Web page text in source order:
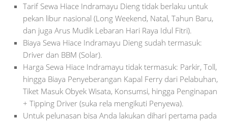
Tarif Sewa Hiace Indramayu Dieng tidak berlaku untuk
pekan libur nasional (Long Weekend, Natal, Tahun Baru,
dan juga Arus Mudik Lebaran Hari Raya Idul Fitri).
Biaya Sewa Hiace Indramayu Dieng sudah termasuk:
Driver dan BBM (Solar).
Harga Sewa Hiace Indramayu tidak termasuk: Parkir, Toll,
hingga Biaya Penyeberangan Kapal Ferry dari Pelabuhan,
Tiket Masuk Obyek Wisata, Konsumsi, hingga Penginapan
+ Tipping Driver (suka rela mengikuti Penyewa).
Untuk pelunasan bisa Anda lakukan dihari pertama pada